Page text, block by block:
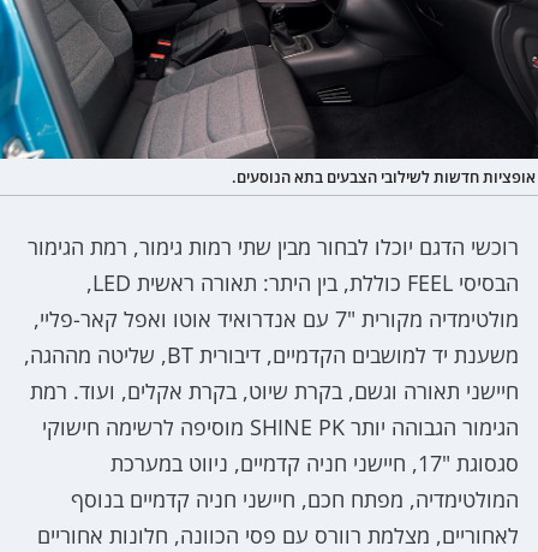
אופציות חדשות לשילובי הצבעים בתא הנוסעים.
רוכשי הדגם יוכלו לבחור מבין שתי רמות גימור, רמת הגימור
הבסיסי FEEL כוללת, בין היתר: תאורה ראשית LED,
מולטימדיה מקורית "7 עם אנדרואיד אוטו ואפל קאר-פליי,
משענת יד למושבים הקדמיים, דיבורית BT, שליטה מההגה,
חיישני תאורה וגשם, בקרת שיוט, בקרת אקלים, ועוד. רמת
הגימור הגבוהה יותר SHINE PK מוסיפה לרשימה חישוקי
סגסוגת "17, חיישני חניה קדמיים, ניווט במערכת
המולטימדיה, מפתח חכם, חיישני חניה קדמיים בנוסף
לאחוריים, מצלמת רוורס עם פסי הכוונה, חלונות אחוריים